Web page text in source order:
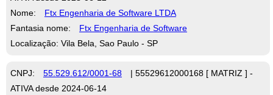
Nome:
Ftx Engenharia de Software LTDA
Fantasia nome:
Ftx Engenharia de Software
Localização: Vila Bela, Sao Paulo - SP
CNPJ: 55.529.612/0001-68
| 55529612000168 [ MATRIZ ] -
ATIVA desde 2024-06-14